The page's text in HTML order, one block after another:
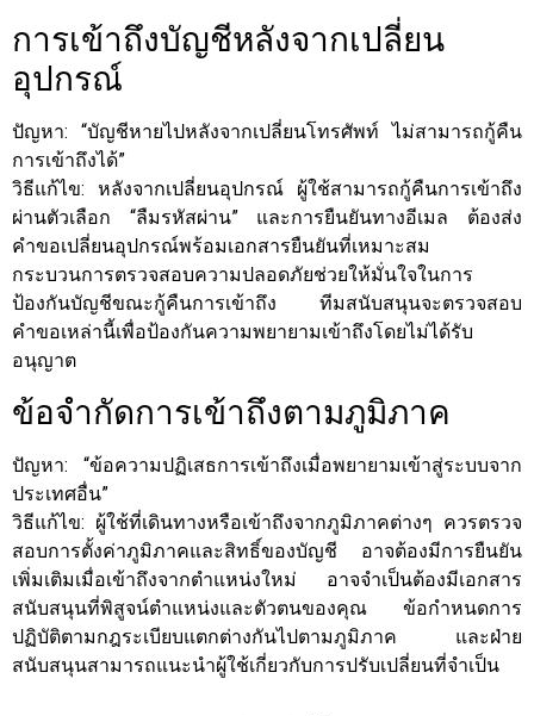
การเข้าถึงบัญชีหลังจากเปลี่ยน
อุปกรณ์
ปัญหา: “บัญชีหายไปหลังจากเปลี่ยนโทรศัพท์ ไม่สามารถกู้คืน
การเข้าถึงได้”
วิธีแก้ไข: หลังจากเปลี่ยนอุปกรณ์ ผู้ใช้สามารถกู้คืนการเข้าถึง
ผ่านตัวเลือก “ลืมรหัสผ่าน” และการยืนยันทางอีเมล ต้องส่ง
คำขอเปลี่ยนอุปกรณ์พร้อมเอกสารยืนยันที่เหมาะสม
กระบวนการตรวจสอบความปลอดภัยช่วยให้มั่นใจในการ
ป้องกันบัญชีขณะกู้คืนการเข้าถึง ทีมสนับสนุนจะตรวจสอบ
คำขอเหล่านี้เพื่อป้องกันความพยายามเข้าถึงโดยไม่ได้รับ
อนุญาต
ข้อจำกัดการเข้าถึงตามภูมิภาค
ปัญหา: “ข้อความปฏิเสธการเข้าถึงเมื่อพยายามเข้าสู่ระบบจาก
ประเทศอื่น”
วิธีแก้ไข: ผู้ใช้ที่เดินทางหรือเข้าถึงจากภูมิภาคต่างๆ ควรตรวจ
สอบการตั้งค่าภูมิภาคและสิทธิ์ของบัญชี อาจต้องมีการยืนยัน
เพิ่มเติมเมื่อเข้าถึงจากตำแหน่งใหม่ อาจจำเป็นต้องมีเอกสาร
สนับสนุนที่พิสูจน์ตำแหน่งและตัวตนของคุณ ข้อกำหนดการ
ปฏิบัติตามกฎระเบียบแตกต่างกันไปตามภูมิภาค และฝ่าย
สนับสนุนสามารถแนะนำผู้ใช้เกี่ยวกับการปรับเปลี่ยนที่จำเป็น